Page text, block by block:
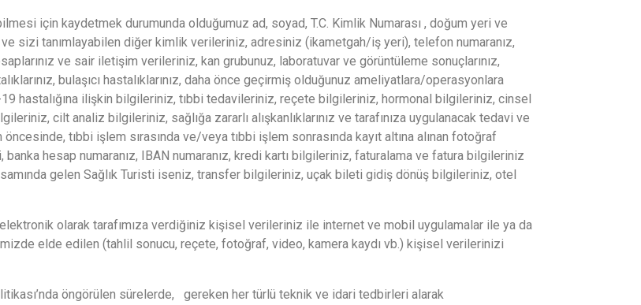
için kaydetmek durumunda olduğumuz ad, soyad, T.C. Kimlik Numarası , doğum yeri ve
sizi tanımlayabilen diğer kimlik verileriniz, adresiniz (ikametgah/iş yeri), telefon numaranız,
ve sair iletişim verileriniz, kan grubunuz, laboratuvar ve görüntüleme sonuçlarınız,
bulaşıcı hastalıklarınız, daha önce geçirmiş olduğunuz ameliyatlara/operasyonlara
hastalığına ilişkin bilgileriniz, tıbbi tedavileriniz, reçete bilgileriniz, hormonal bilgileriniz, cinsel
cilt analiz bilgileriniz, sağlığa zararlı alışkanlıklarınız ve tarafınıza uygulanacak tedavi ve
tıbbi işlem sırasında ve/veya tıbbi işlem sonrasında kayıt altına alınan fotoğraf
hesap numaranız, IBAN numaranız, kredi kartı bilgileriniz, faturalama ve fatura bilgileriniz
gelen Sağlık Turisti iseniz, transfer bilgileriniz, uçak bileti gidiş dönüş bilgileriniz, otel
olarak tarafımıza verdiğiniz kişisel verileriniz ile internet ve mobil uygulamalar ile ya da
elde edilen (tahlil sonucu, reçete, fotoğraf, video, kamera kaydı vb.) kişisel verilerinizi
öngörülen sürelerde, gereken her türlü teknik ve idari tedbirleri alarak